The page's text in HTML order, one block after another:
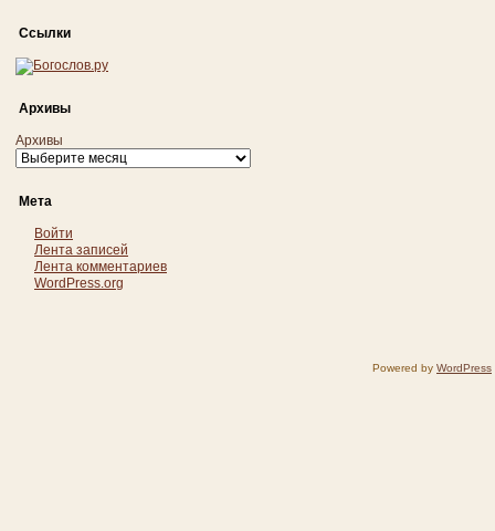
Ссылки
Архивы
Архивы
Мета
Войти
Лента записей
Лента комментариев
WordPress.org
Powered by WordPress